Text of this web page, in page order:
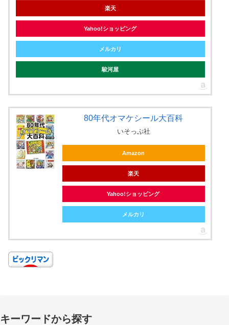
楽天
Yahoo!ショッピング
メルカリ
駿河屋
80年代オマケシール大百科
いそっぷ社
Amazon
楽天
Yahoo!ショッピング
メルカリ
キーワードから探す